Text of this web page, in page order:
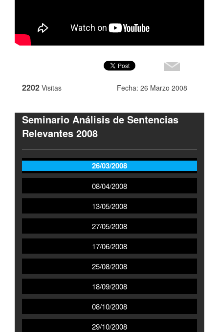
2202 Visitas Fecha: 26 Marzo 2008
Seminario Análisis de Sentencias
Relevantes 2008
26/03/2008
08/04/2008
13/05/2008
27/05/2008
17/06/2008
25/08/2008
18/09/2008
08/10/2008
29/10/2008